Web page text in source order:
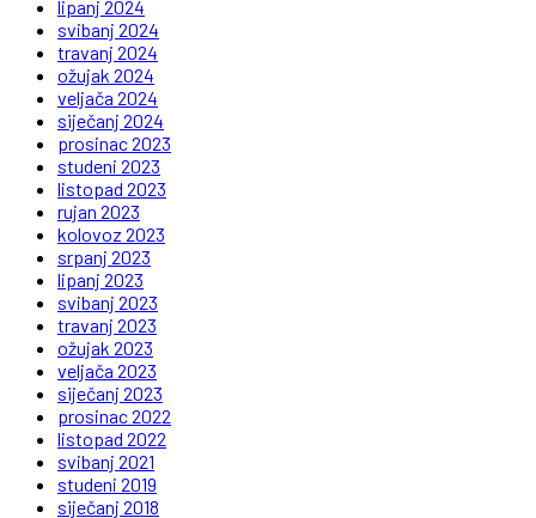
lipanj 2024
svibanj 2024
travanj 2024
ožujak 2024
veljača 2024
siječanj 2024
prosinac 2023
studeni 2023
listopad 2023
rujan 2023
kolovoz 2023
srpanj 2023
lipanj 2023
svibanj 2023
travanj 2023
ožujak 2023
veljača 2023
siječanj 2023
prosinac 2022
listopad 2022
svibanj 2021
studeni 2019
siječanj 2018